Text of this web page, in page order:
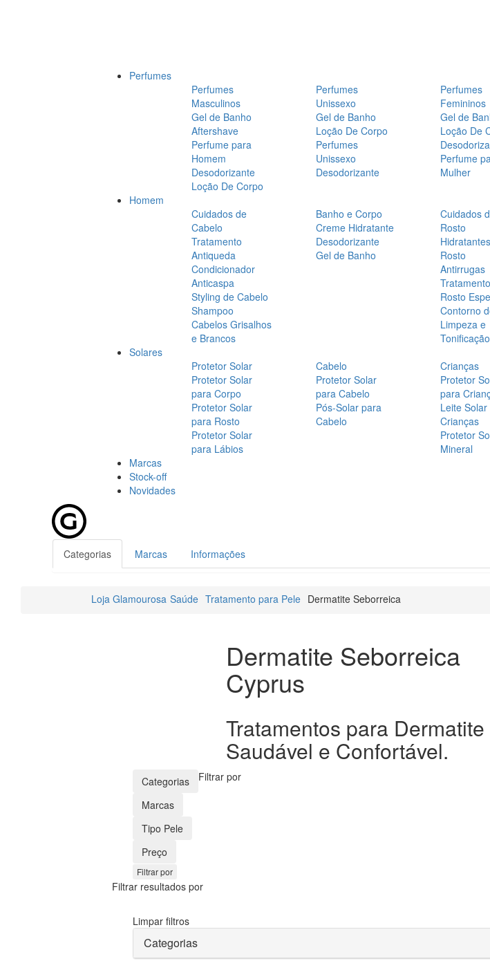
Perfumes
Perfumes
Masculinos
Gel de Banho
Aftershave
Perfume para
Homem
Desodorizante
Loção De Corpo
Perfumes
Unissexo
Gel de Banho
Loção De Corpo
Perfumes
Unissexo
Desodorizante
Perfumes
Femininos
Gel de
Loção De
Perfume
Mulher
Homem
Cuidados de
Cabelo
Tratamento
Antiqueda
Condicionador
Anticaspa
Styling de Cabelo
Shampoo
Cabelos Grisalhos
e Brancos
Banho e Corpo
Creme Hidratante
Desodorizante
Gel de Banho
Cuidados
Rosto
Rosto
Antirrugas
Rosto
Contorno
Limpeza e
Tonificação
Solares
Protetor Solar
Protetor Solar
para Corpo
Protetor Solar
para Rosto
Protetor Solar
para Lábios
Cabelo
Protetor Solar
para Cabelo
Pós-Solar para
Cabelo
Crianças
Protetor
para
Leite Solar
Crianças
Protetor
Mineral
Marcas
Stock-off
Novidades
Categorias Marcas Informações
Loja Glamourosa Saúde Tratamento para Pele Dermatite Seborreica
Dermatite Seborreica
Cyprus
Tratamentos para
Saudável e Confortável.
Filtrar por
Categorias
Marcas
Tipo Pele
Preço
Filtrar por
Filtrar resultados por
Limpar filtros
Categorias